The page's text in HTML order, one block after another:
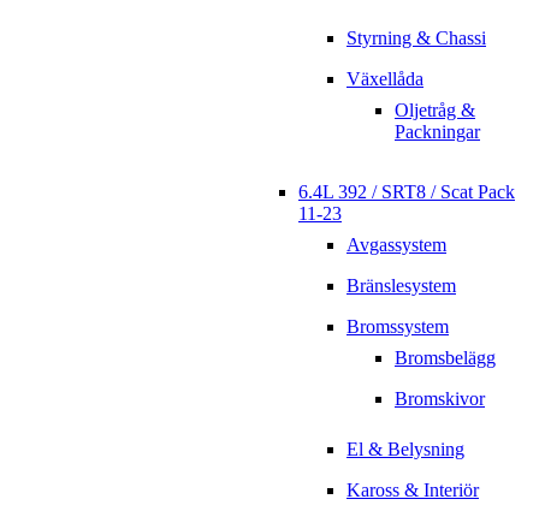
Styrning & Chassi
Växellåda
Oljetråg &
Packningar
6.4L 392 / SRT8 / Scat Pack
11-23
Avgassystem
Bränslesystem
Bromssystem
Bromsbelägg
Bromskivor
El & Belysning
Kaross & Interiör